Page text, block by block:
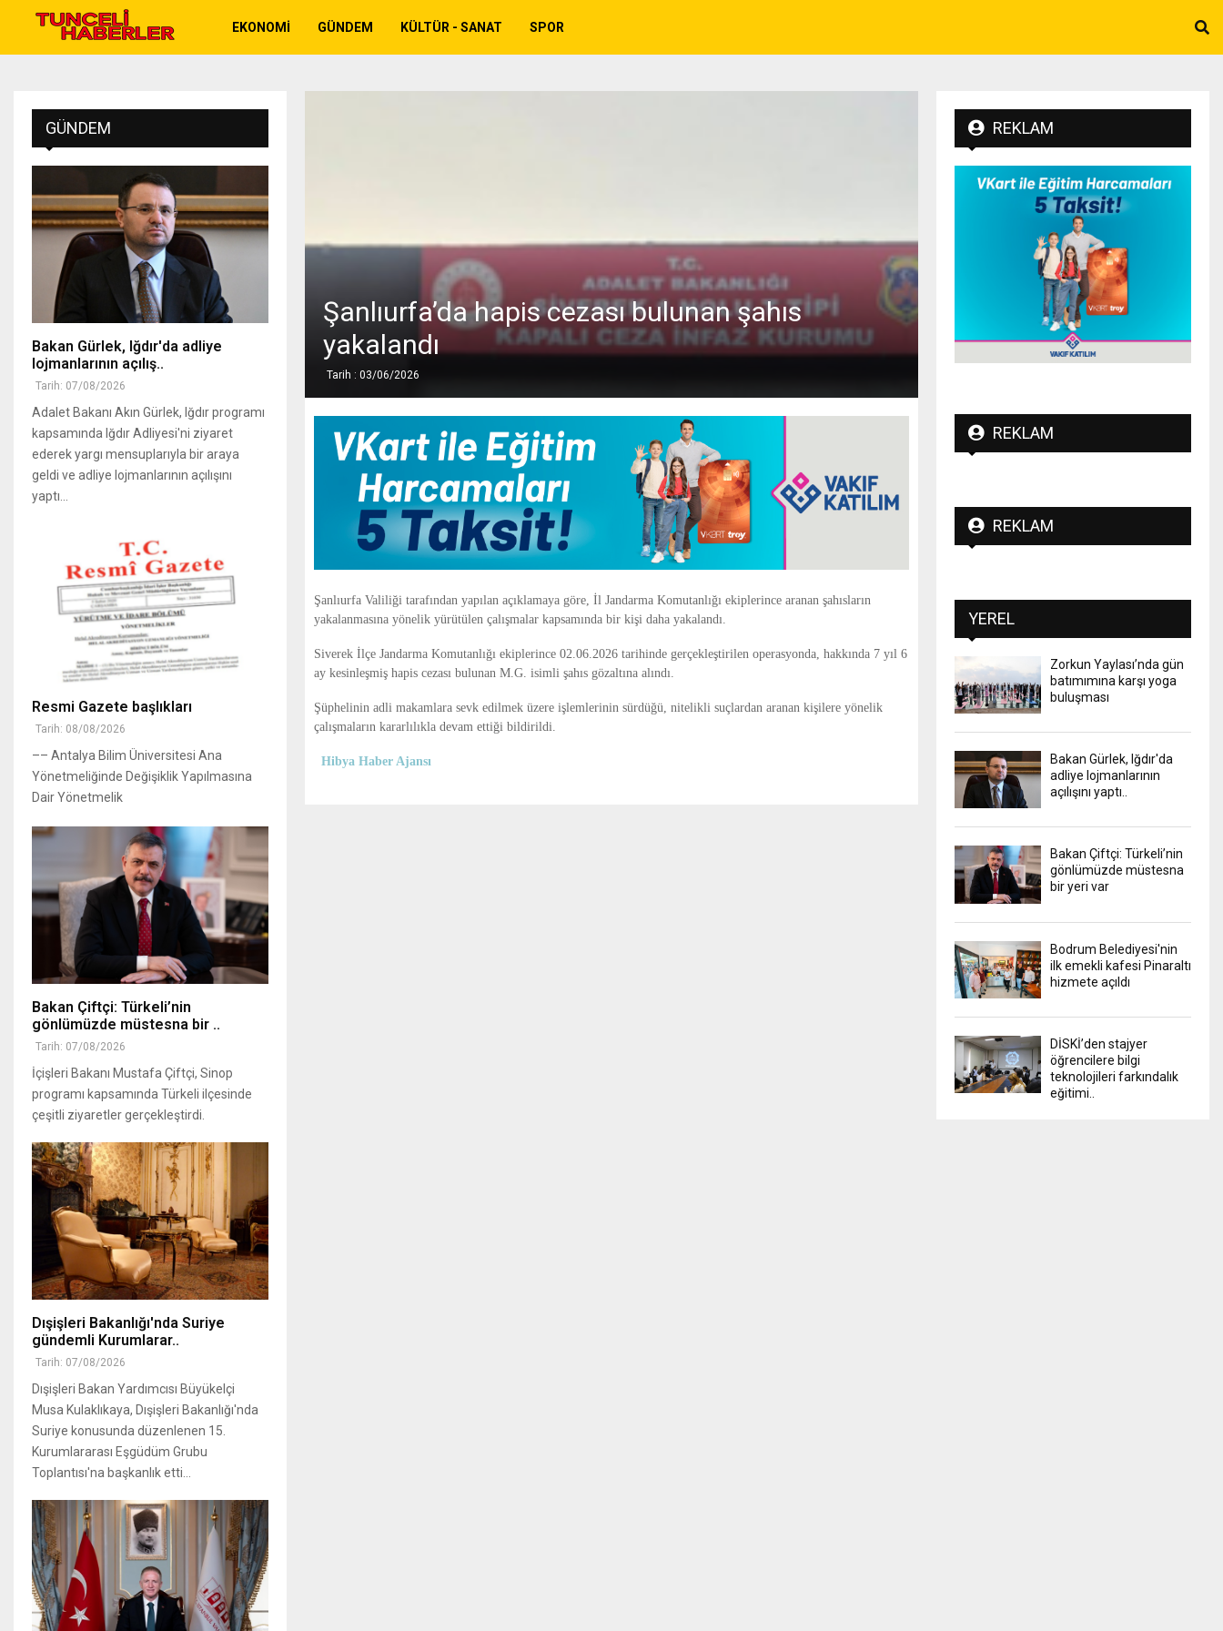
EKONOMI GÜNDEM KÜLTÜR - SANAT SPOR
Şanlıurfa’da hapis cezası bulunan şahıs
yakalandı
Tarih : 03/06/2026
Şanlıurfa Valiliği tarafından yapılan açıklamaya göre, İl Jandarma Komutanlığı ekiplerince aranan şahısların
yakalanmasına yönelik yürütülen çalışmalar kapsamında bir kişi daha yakalandı.
Siverek İlçe Jandarma Komutanlığı ekiplerince 02.06.2026 tarihinde gerçekleştirilen operasyonda, hakkında 7 yıl 6
ay kesinleşmiş hapis cezası bulunan M.G. isimli şahıs gözaltına alındı.
Şüphelinin adli makamlara sevk edilmek üzere işlemlerinin sürdüğü, nitelikli suçlardan aranan kişilere yönelik
çalışmaların kararlılıkla devam ettiği bildirildi.
Hibya Haber Ajansı
GÜNDEM
Bakan Gürlek, Iğdır'da adliye
lojmanlarının açılış..
Tarih: 07/08/2026
Adalet Bakanı Akın Gürlek, Iğdır programı
kapsamında Iğdır Adliyesi'ni ziyaret
ederek yargı mensuplarıyla bir araya
geldi ve adliye lojmanlarının açılışını
yaptı...
Resmi Gazete başlıkları
Tarih: 08/08/2026
–– Antalya Bilim Üniversitesi Ana
Yönetmeliğinde Değişiklik Yapılmasına
Dair Yönetmelik
Bakan Çiftçi: Türkeli’nin
gönlümüzde müstesna bir ..
Tarih: 07/08/2026
İçişleri Bakanı Mustafa Çiftçi, Sinop
programı kapsamında Türkeli ilçesinde
çeşitli ziyaretler gerçekleştirdi.
Dışişleri Bakanlığı'nda Suriye
gündemli Kurumlarar..
Tarih: 07/08/2026
Dışişleri Bakan Yardımcısı Büyükelçi
Musa Kulaklıkaya, Dışişleri Bakanlığı'nda
Suriye konusunda düzenlenen 15.
Kurumlararası Eşgüdüm Grubu
Toplantısı'na başkanlık etti...
REKLAM
REKLAM
REKLAM
YEREL
Zorkun Yaylası’nda gün
batımımına karşı yoga
buluşması
Bakan Gürlek, Iğdır'da
adliye lojmanlarının
açılışını yaptı..
Bakan Çiftçi: Türkeli’nin
gönlümüzde müstesna
bir yeri var
Bodrum Belediyesi'nin
ilk emekli kafesi Pinaraltı
hizmete açıldı
DİSKİ’den stajyer
öğrencilere bilgi
teknolojileri farkındalık
eğitimi..